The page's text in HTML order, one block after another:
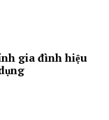
gia đình hiệu